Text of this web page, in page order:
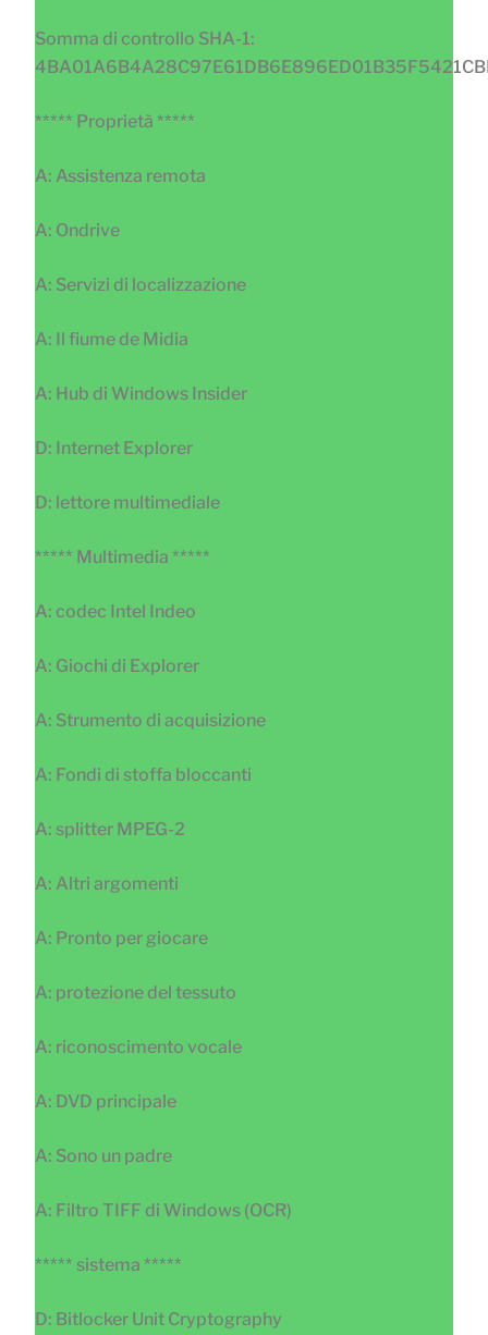
Somma di controllo SHA-1:
***** Proprietà *****
A: Assistenza remota
A: Ondrive
A: Servizi di localizzazione
A: Il fiume de Midia
A: Hub di Windows Insider
D: Internet Explorer
D: lettore multimediale
***** Multimedia *****
A: codec Intel Indeo
A: Giochi di Explorer
A: Strumento di acquisizione
A: Fondi di stoffa bloccanti
A: splitter MPEG-2
A: Altri argomenti
A: Pronto per giocare
A: protezione del tessuto
A: riconoscimento vocale
A: DVD principale
A: Sono un padre
A: Filtro TIFF di Windows (OCR)
***** sistema *****
D: Bitlocker Unit Cryptography